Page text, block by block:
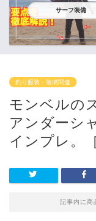
サーフ装備
釣り服装・装備関連
モンベルの
アンダーシ
インプレ。
記事内に商